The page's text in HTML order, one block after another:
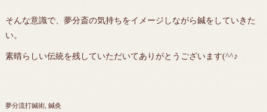
そんな意識で、夢分斎の気持ちをイメージしながら鍼をしていきた
い。
素晴らしい伝統を残していただいてありがとうございます(^^♪
夢分流打鍼術 鍼灸